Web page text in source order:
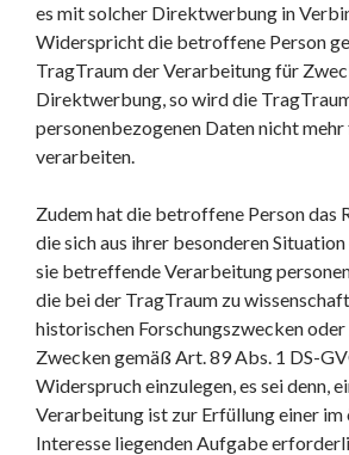
es mit solcher Direktwerbung in
Widerspricht die betroffene Person
TragTraum der Verarbeitung für
Direktwerbung, so wird die
personenbezogenen Daten nicht
verarbeiten.
Zudem hat die betroffene Person das
die sich aus ihrer besonderen
sie betreffende Verarbeitung
die bei der TragTraum zu
historischen Forschungszwecken
Zwecken gemäß Art. 89 Abs. 1 DS-
Widerspruch einzulegen, es sei denn,
Verarbeitung ist zur Erfüllung einer
Interesse liegenden Aufgabe